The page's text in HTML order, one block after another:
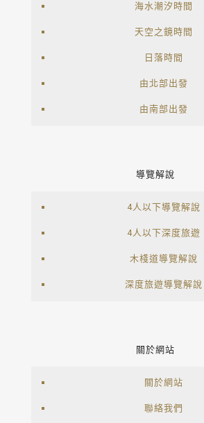
海水潮汐時間
天空之鏡時間
日落時間
由北部出發
由南部出發
導覽解說
4人以下導覽解說
4人以下深度旅遊
木棧道導覽解說
深度旅遊導覽解說
關於網站
關於網站
聯絡我們